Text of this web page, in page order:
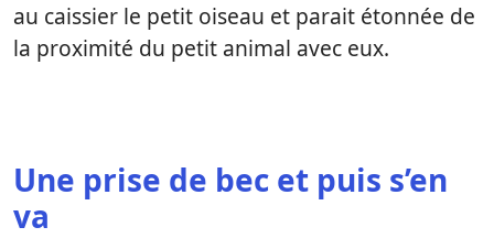
au caissier le petit oiseau et parait étonnée de
la proximité du petit animal avec eux.
Une prise de bec et puis s’en
va